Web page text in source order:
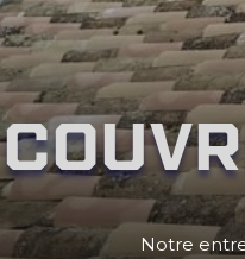
Notre